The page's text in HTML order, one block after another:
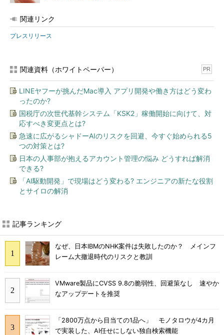
関連リンク
プレスリリース
関連資料（ホワイトペーパー） PR
LINEヤフーが挑んだMac導入 アプリ開発や働き方はどう変わ
ったのか?
国税庁の次世代基幹システム「KSK2」稼働開始に向けて、対
応すべき変更点とは?
急速に広がるシャドーAIのリスクを回避、今すぐ始められる5
つの対策とは?
日本の人事部が抱えるアカウント管理の悩み どうすれば解消
できる?
「AI駆動開発」で現場はどう変わる? エンジニアの新たな役割
とサイロの解消
記事ランキング
なぜ、日本IBMのNHK案件は失敗したのか？ メインフ
レーム大撤退時代のリスクと教訓
VMware製品にCVSS 9.8の脆弱性、回避策なし 速やか
なアップデートを推奨
「2800万点から目当ての1品へ」 モノタロウが4カ月
で実装した、AI任せにしない独自検索機能